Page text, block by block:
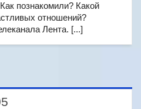
познакомили? Какой
отношений?
Лента. [...]